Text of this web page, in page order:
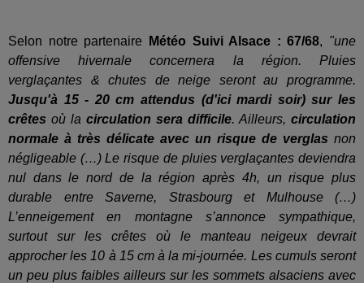
Selon notre partenaire Météo Suivi Alsace : 67/68, "une
offensive hivernale concernera la région. Pluies
verglaçantes & chutes de neige seront au programme.
Jusqu'à 15 - 20 cm attendus (d'ici mardi soir) sur les
crêtes où la circulation sera difficile. Ailleurs, circulation
normale à très délicate avec un risque de verglas non
négligeable (…) Le risque de pluies verglaçantes deviendra
nul dans le nord de la région après 4h, un risque plus
durable entre Saverne, Strasbourg et Mulhouse (…)
L’enneigement en montagne s’annonce sympathique,
surtout sur les crêtes où le manteau neigeux devrait
approcher les 10 à 15 cm à la mi-journée. Les cumuls seront
un peu plus faibles ailleurs sur les sommets alsaciens avec